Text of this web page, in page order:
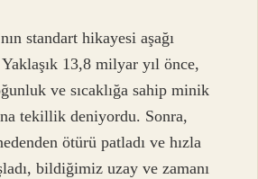
standart hikayesi aşağı
13,8 milyar yıl önce,
ve sıcaklığa sahip minik
tekillik deniyordu. Sonra,
ötürü patladı ve hızla
bildiğimiz uzay ve zamanı